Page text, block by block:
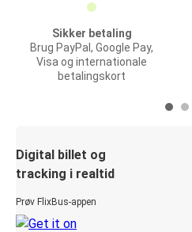
Sikker betaling
Brug PayPal, Google Pay,
Visa og internationale
betalingskort
Digital billet og
tracking i realtid
Prøv FlixBus-appen